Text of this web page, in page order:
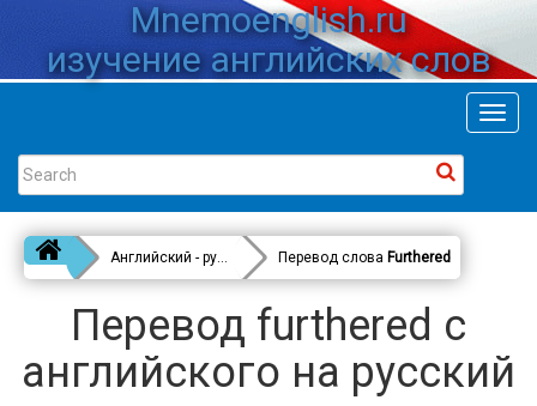
Mnemoenglish.ru
изучение английских слов
Английский - русский Перевод слова Furthered
Перевод furthered с
английского на русский